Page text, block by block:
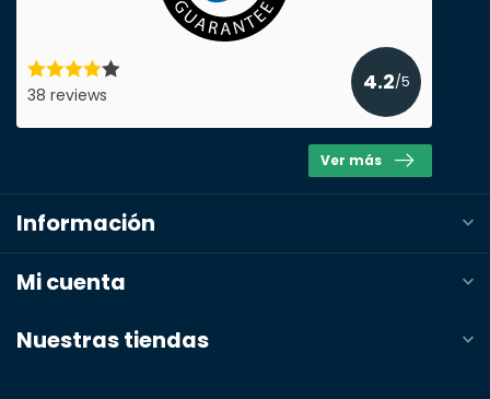
38 reviews
4.2/5
Ver más
Información
Mi cuenta
Nuestras tiendas